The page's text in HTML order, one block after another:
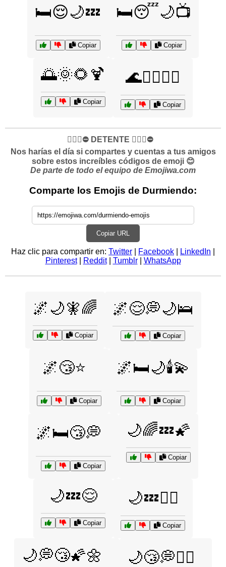
🛏️😌🌙💤
Copiar
🛏️😴🌙📺
Copiar
🌅🌞🌻🍹
Copiar
🌊🏄‍♀️🏄‍♂️
Copiar
✋🏻🛑⛔️ DETENTE ✋🏻🛑⛔️
Nos harías el día si compartes y cuentas a tus amigos
sobre estos increíbles códigos de emoji 😊
De parte de todo el equipo de Emojiwa.com
Comparte los Emojis de Durmiendo:
Copiar URL
Haz clic para compartir en: Twitter Facebook LinkedIn
Pinterest| Reddit| Tumblr| WhatsApp
🌌🌙🧚🌈
Copiar
🌌😌💭🌙🛌
Copiar
🌌😴⭐
Copiar
🌌🛏️🌙🕯️💫
Copiar
🌌🛏️😴💭
Copiar
🌙🌈💤🌠
Copiar
🌙💤😌
Copiar
🌙💤🧘‍♂️
Copiar
🌙💭😴🌠🌼 🌙😴💭🧘‍♀️